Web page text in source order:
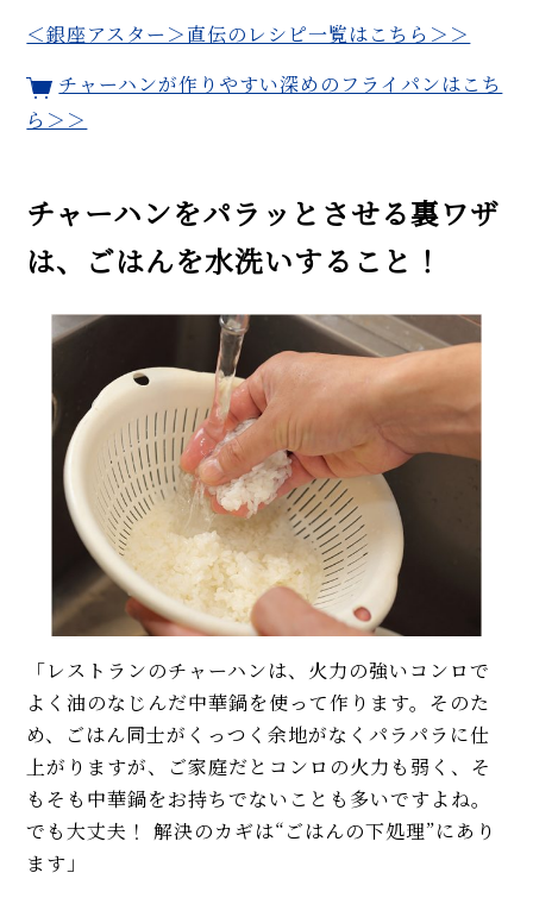
＜銀座アスター＞直伝のレシピ一覧はこちら＞＞
チャーハンが作りやすい深めのフライパンはこち
ら＞＞
チャーハンをパラッとさせる裏ワザ
は、ごはんを水洗いすること！
「レストランのチャーハンは、火力の強いコンロで
よく油のなじんだ中華鍋を使って作ります。そのた
め、ごはん同士がくっつく余地がなくパラパラに仕
上がりますが、ご家庭だとコンロの火力も弱く、そ
もそも中華鍋をお持ちでないことも多いですよね。
でも大丈夫！ 解決のカギは“ごはんの下処理”にあり
ます」
に注目
ーニ簡単レシピ4品。炒め物、チ